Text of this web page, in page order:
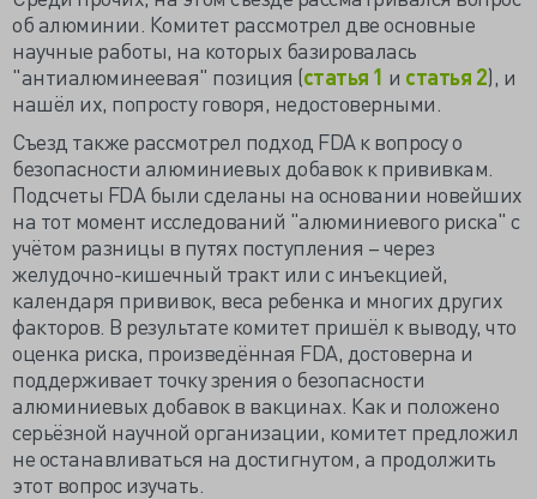
об алюминии. Комитет рассмотрел две основные
научные работы, на которых базировалась
"антиалюминеевая" позиция (статья 1 и статья 2), и
нашёл их, попросту говоря, недостоверными.
Съезд также рассмотрел подход FDA к вопросу о
безопасности алюминиевых добавок к прививкам.
Подсчеты FDA были сделаны на основании новейших
на тот момент исследований "алюминиевого риска" с
учётом разницы в путях поступления – через
желудочно-кишечный тракт или с инъекцией,
календаря прививок, веса ребенка и многих других
факторов. В результате комитет пришёл к выводу, что
оценка риска, произведённая FDA, достоверна и
поддерживает точку зрения о безопасности
алюминиевых добавок в вакцинах. Как и положено
серьёзной научной организации, комитет предложил
не останавливаться на достигнутом, а продолжить
этот вопрос изучать.